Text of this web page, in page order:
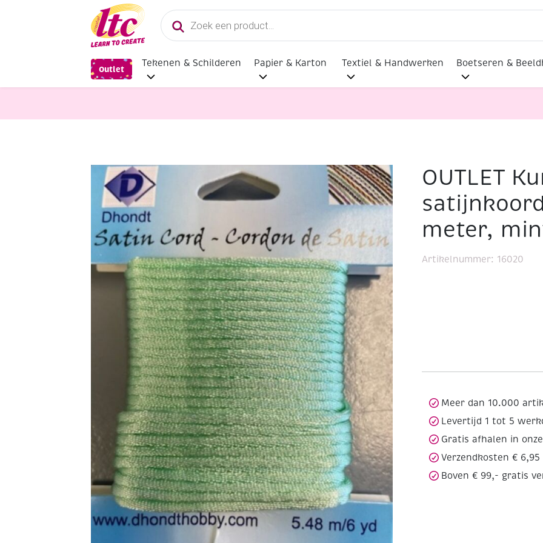
Producten
zoeken
Outlet
Tekenen & Schilderen Papier & Karton Textiel & Handwerken Boetseren &
Fournituren OUTLET Kumihimo satijnkoord, 1.5mm, 5.48 meter, mintgroenOUTLET
meter,
Artikelnummer: 16020
Meer dan 10.000
Levertijd 1 tot 5
Gratis afhalen in
Verzendkosten € 6,95
Boven € 99,- gratis